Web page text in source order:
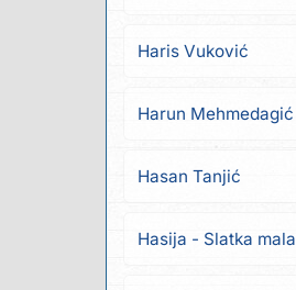
Haris Vuković
Harun Mehmedagić
Hasan Tanjić
Hasija - Slatka mala